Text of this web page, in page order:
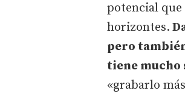
potencial
horizontes.
pero
tiene mucho
«grabarlo